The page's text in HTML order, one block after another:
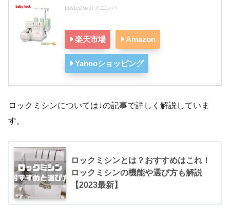
posted with カエレバ
楽天市場 Amazon
Yahooショッピング
ロックミシンについては↓の記事で詳しく解説していま
す。
ロックミシンとは？おすすめはこれ！
ロックミシンの機能や選び方も解説
【2023最新】